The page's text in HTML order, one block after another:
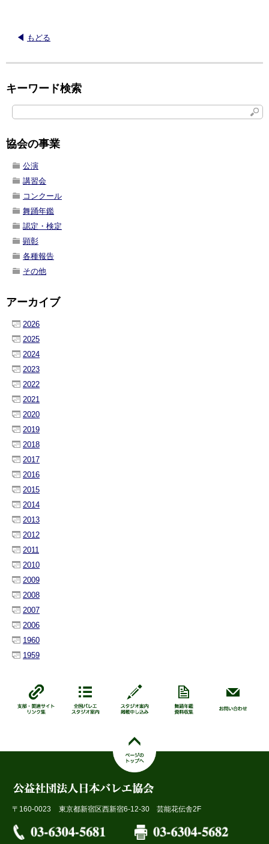
もどる
キーワード検索
協会の事業
公演
講習会
コンクール
舞踊年鑑
認定・検定
顕彰
各種報告
その他
アーカイブ
2026
2025
2024
2023
2022
2021
2020
2019
2018
2017
2016
2015
2014
2013
2012
2011
2010
2009
2008
2007
2006
1960
1959
〒160-0023 東京都新宿区西新宿6-12-30 芸能花伝舎2F